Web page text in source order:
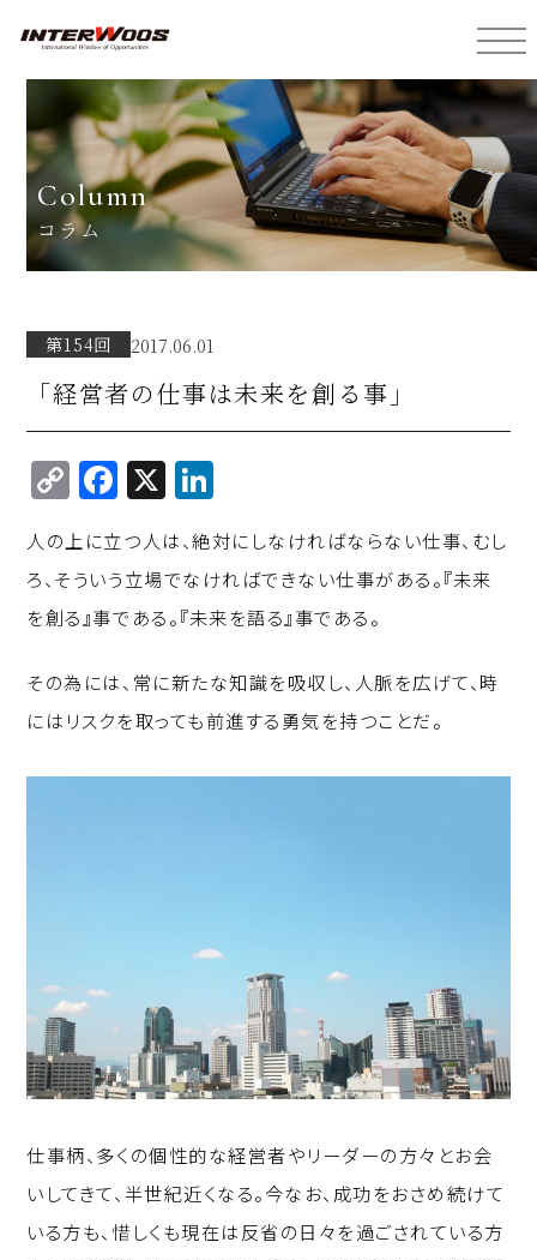
column
コラム
第154回 2017.06.01
「経営者の仕事は未来を創る事」
C
o
p
y
Li
n
k
F
a
c
e
b
o
o
k
X
n
k
e
d
I
n
人の上に立つ人は、絶対にしなければならない仕事、むし
ろ、そういう立場でなければできない仕事がある。『未来
を創る』事である。『未来を語る』事である。
その為には、常に新たな知識を吸収し、人脈を広げて、時
にはリスクを取っても前進する勇気を持つことだ。
仕事柄、多くの個性的な経営者やリーダーの方々とお会
いしてきて、半世紀近くなる。今なお、成功をおさめ続けて
いる方も、惜しくも現在は反省の日々を過ごされている方